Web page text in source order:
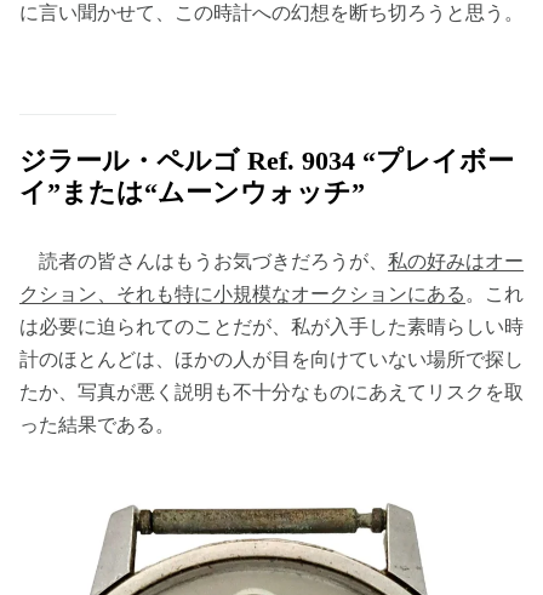
に言い聞かせて、この時計への幻想を断ち切ろうと思う。
ジラール・ペルゴ Ref. 9034 “プレイボー
イ”または“ムーンウォッチ”
読者の皆さんはもうお気づきだろうが、 私の好みはオー
クション、それも特に小規模なオークションにある 。これ
は必要に迫られてのことだが、私が入手した素晴らしい時
計のほとんどは、ほかの人が目を向けていない場所で探し
たか、写真が悪く説明も不十分なものにあえてリスクを取
った結果である。